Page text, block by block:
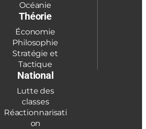
Océanie
Théorie
Économie
Philosophie
Stratégie et
Tactique
National
Lutte des
classes
Réactionnarisati
on